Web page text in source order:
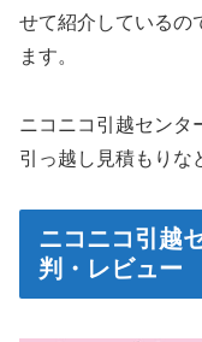
せて紹介しているの
ます。
ニコニコ引越センタ
引っ越し見積もりな
ニコニコ引越
判・レビュー